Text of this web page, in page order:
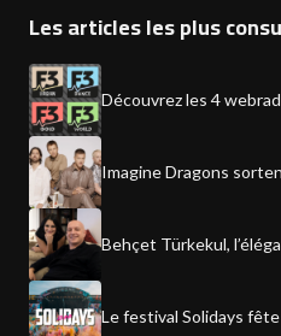
Les articles les plus
Découvrez les 4
Imagine Dragons
Behçet Türkekul,
Le festival Solidays